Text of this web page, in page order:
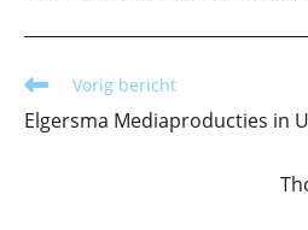
Lees
meer
artikelen
Vorig bericht
Elgersma Mediaproducties in